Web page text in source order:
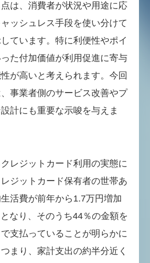
は、消費者が状況や用途に応
ッシュレス手段を使い分けて
ています。特に利便性やポイ
た付加価値が利用促進に寄与
が高いと考えられます。今回
事業者側のサービス改善やプ
計にも重要な示唆を与えま
レジットカード利用の実態に
ジットカード保有者の世帯あ
活費が前年から1.7万円増加
なり、そのうち44％の金額を
支払っていることが明らかに
まり、家計支出の約半分近く